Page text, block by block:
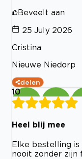
Beveelt aan
25 July 2026
Cristina
Nieuwe Niedorp
delen
10
Heel blij mee
Elke bestelling is
nooit zonder zijn